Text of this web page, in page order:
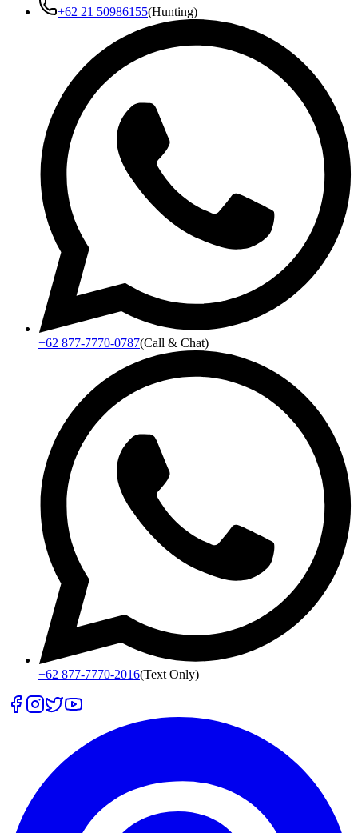
+62 21 50986155(Hunting)
+62 877-7770-0787(Call & Chat)
+62 877-7770-2016(Text Only)